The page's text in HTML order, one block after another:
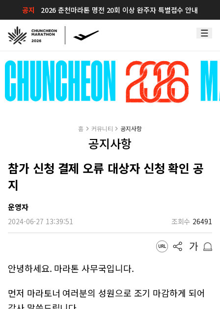
공지 2026 춘천마라톤 명전 20회 이상 완주자 특별접수 안내
홈 커뮤니티 공지사항
공지사항
참가 신청 결제 오류 대상자 신청 확인 공
지
운영자
2024-06-27 13:39:51 조회수 26491
안녕하세요. 마라톤 사무국입니다.
먼저 마라토너 여러분의 성원으로 조기 마감하게 되어